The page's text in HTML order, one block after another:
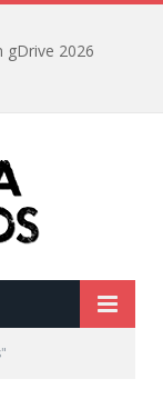
gDrive 2026